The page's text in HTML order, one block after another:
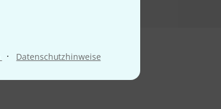
· Datenschutzhinweise